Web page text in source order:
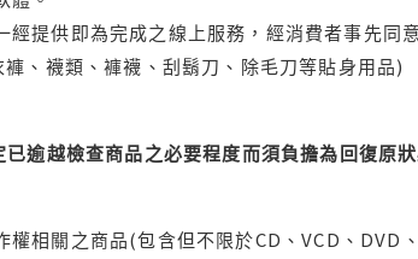
經提供即為完成之線上服務，經消費者事先同
、襪類、褲襪、刮鬍刀、除毛刀等貼身用品)
逾越檢查商品之必要程度而須負擔為回復原
相關之商品(包含但不限於CD、VCD、DVD